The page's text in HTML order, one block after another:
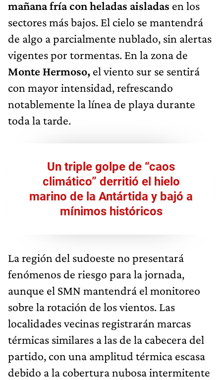
mañana fría con heladas aisladas en los
sectores más bajos. El cielo se mantendrá
de algo a parcialmente nublado, sin alertas
vigentes por tormentas. En la zona de
Monte Hermoso, el viento sur se sentirá
con mayor intensidad, refrescando
notablemente la línea de playa durante
toda la tarde.
Un triple golpe de “caos
climático” derritió el hielo
marino de la Antártida y bajó a
mínimos históricos
La región del sudoeste no presentará
fenómenos de riesgo para la jornada,
aunque el SMN mantendrá el monitoreo
sobre la rotación de los vientos. Las
localidades vecinas registrarán marcas
térmicas similares a las de la cabecera del
partido, con una amplitud térmica escasa
debido a la cobertura nubosa intermitente